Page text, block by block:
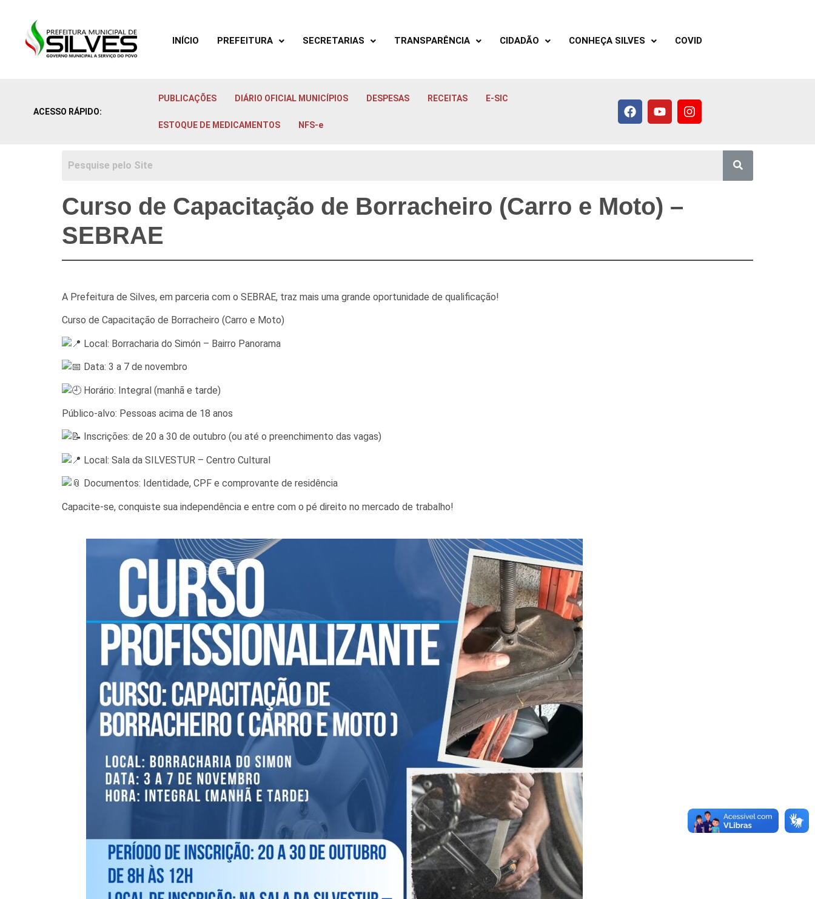
INÍCIO PREFEITURA SECRETARIAS TRANSPARÊNCIA CIDADÃO CONHEÇA SILVES COVID
ACESSO RÁPIDO:
PUBLICAÇÕES DIÁRIO OFICIAL MUNICÍPIOS DESPESAS RECEITAS E-SIC
ESTOQUE DE MEDICAMENTOS NFS-e
Curso de Capacitação de Borracheiro (Carro e Moto) –
SEBRAE
A Prefeitura de Silves, em parceria com o SEBRAE, traz mais uma grande oportunidade de qualificação!
Curso de Capacitação de Borracheiro (Carro e Moto)
Local: Borracharia do Simón – Bairro Panorama
Data: 3 a 7 de novembro
Horário: Integral (manhã e tarde)
Público-alvo: Pessoas acima de 18 anos
Inscrições: de 20 a 30 de outubro (ou até o preenchimento das vagas)
Local: Sala da SILVESTUR – Centro Cultural
Documentos: Identidade, CPF e comprovante de residência
Capacite-se, conquiste sua independência e entre com o pé direito no mercado de trabalho!